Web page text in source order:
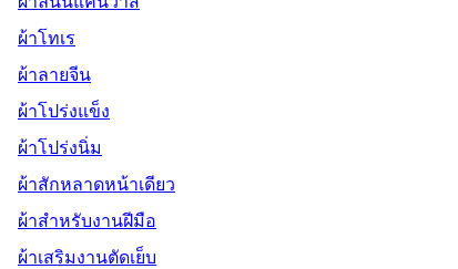
ผ้าโทเร
ผ้าลายจีน
ผ้าโปร่งแข็ง
ผ้าโปร่งนิ่ม
ผ้าสักหลาดหน้าเดียว
ผ้าสำหรับงานฝีมือ
ผ้าเสริมงานตัดเย็บ